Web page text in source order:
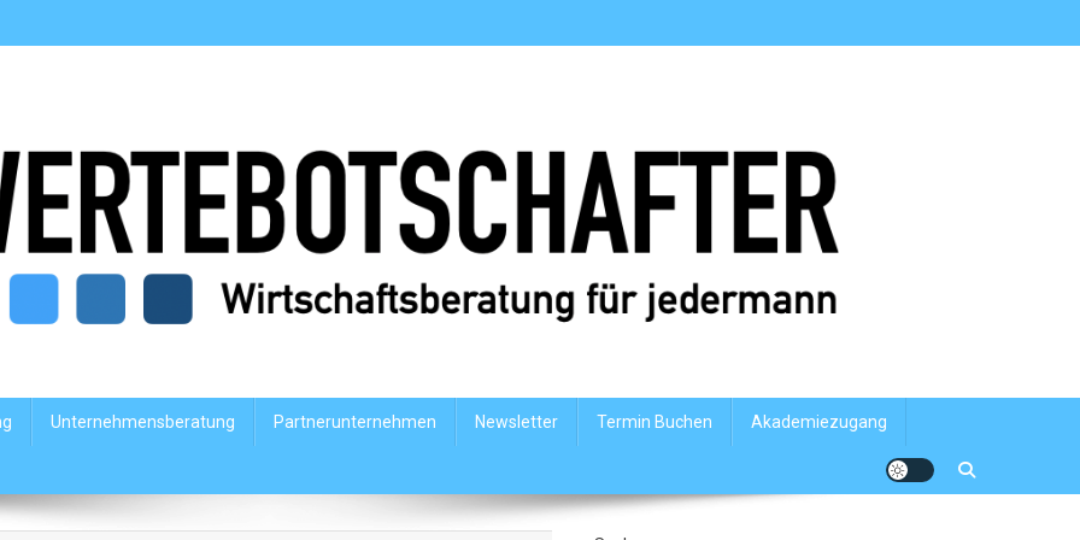
Unternehmensberatung Partnerunternehmen Newsletter Termin Buchen Akademiezugang